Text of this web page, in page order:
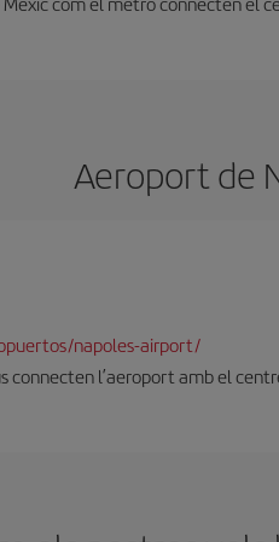
Aeroport de
napoles-airport/
connecten l’aeroport amb el